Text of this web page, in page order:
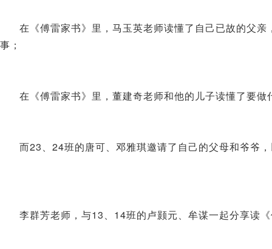
在《傅雷家书》里，马玉英老师读懂了自己已故的父
事；
在《傅雷家书》里，董建奇老师和他的儿子读懂了要
而23、24班的唐可、邓雅琪邀请了自己的父母和爷
李群芳老师，与13、14班的卢颢元、牟谋一起分享读